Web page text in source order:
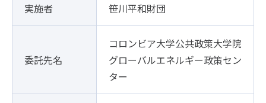
実施者 笹川平和財団
委託先名
コロンビア大学公共政策大学院
グローバルエネルギー政策セン
ター